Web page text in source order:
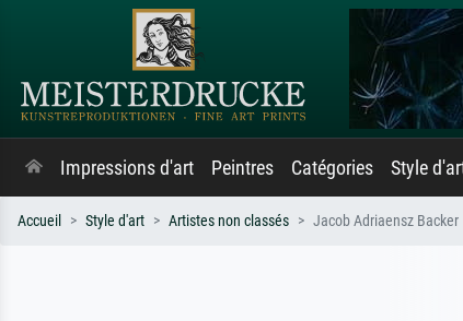
Impressions d'art Peintres Catégories Style
Accueil Style d'art Artistes non classés Jacob Adriaensz Backer